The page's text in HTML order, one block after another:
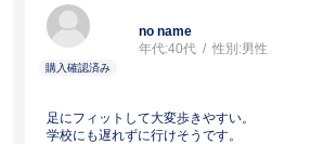
no name
年代:40代 性別:男性
足にフィットして大変歩きやすい。
学校にも遅れずに行けそうです。